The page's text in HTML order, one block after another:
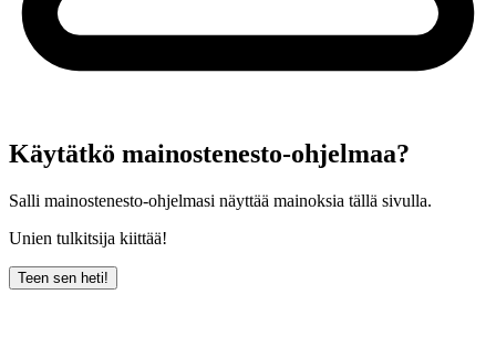
Käytätkö mainostenesto-ohjelmaa?
Salli mainostenesto-ohjelmasi näyttää mainoksia tällä sivulla.
Unien tulkitsija kiittää!
Teen sen heti!